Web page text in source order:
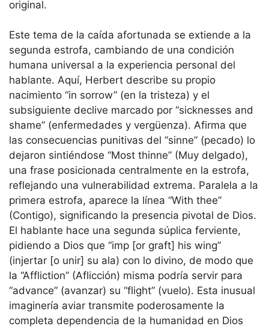
original.
Este tema de la caída afortunada se extiende a la
segunda estrofa, cambiando de una condición
humana universal a la experiencia personal del
hablante. Aquí, Herbert describe su propio
nacimiento “in sorrow” (en la tristeza) y el
subsiguiente declive marcado por “sicknesses and
shame” (enfermedades y vergüenza). Afirma que
las consecuencias punitivas del “sinne” (pecado) lo
dejaron sintiéndose “Most thinne” (Muy delgado),
una frase posicionada centralmente en la estrofa,
reflejando una vulnerabilidad extrema. Paralela a la
primera estrofa, aparece la línea “With thee”
(Contigo), significando la presencia pivotal de Dios.
El hablante hace una segunda súplica ferviente,
pidiendo a Dios que “imp [or graft] his wing”
(injertar [o unir] su ala) con lo divino, de modo que
la “Affliction” (Aflicción) misma podría servir para
“advance” (avanzar) su “flight” (vuelo). Esta inusual
imaginería aviar transmite poderosamente la
completa dependencia de la humanidad en Dios